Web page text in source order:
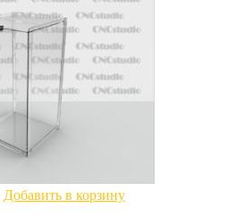
Добавить в корзину